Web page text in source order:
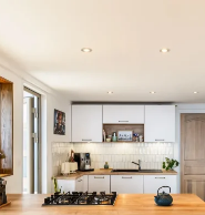
VIEW